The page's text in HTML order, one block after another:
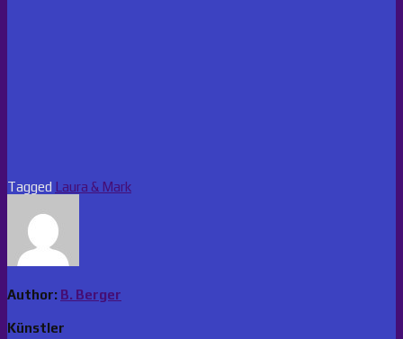
Tagged Laura & Mark
Author: B. Berger
Künstler